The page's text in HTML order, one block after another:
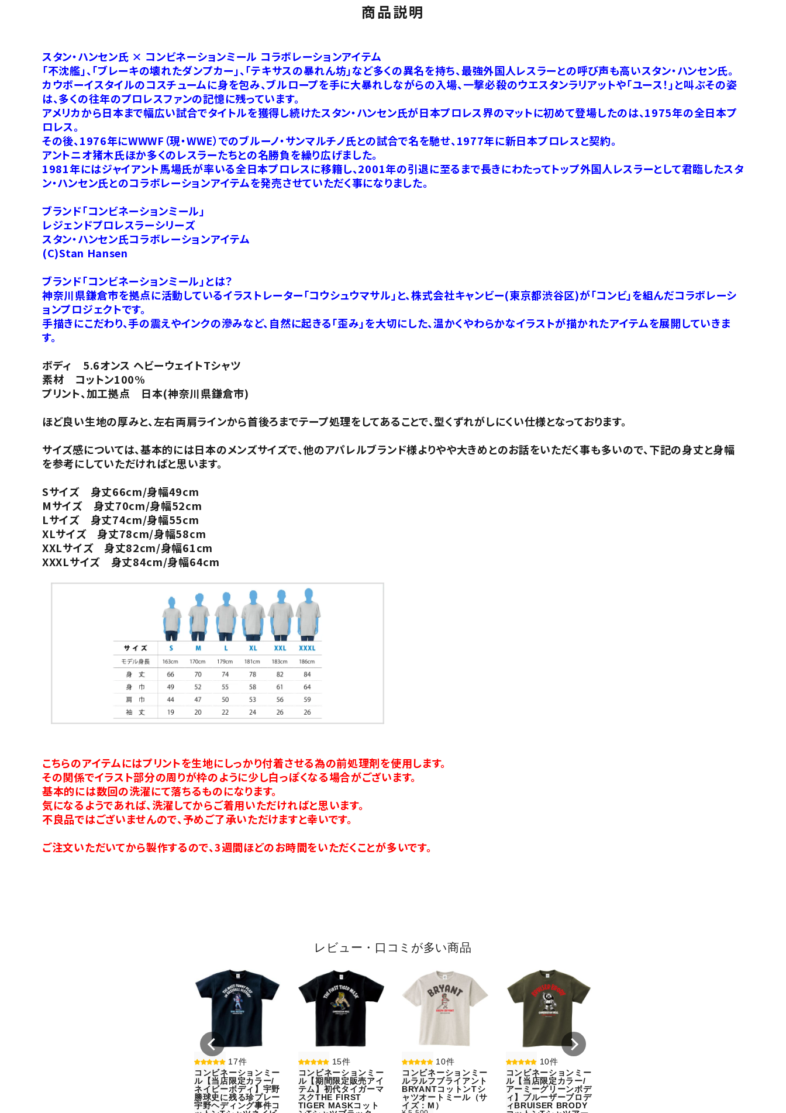
商品説明
スタン・ハンセン氏 × コンビネーションミール コラボレーションアイテム
「不沈艦」、「ブレーキの壊れたダンプカー」、「テキサスの暴れん坊」など多くの異名を持ち、最強外国人レスラーとの呼び声も高いスタン・ハンセン氏。
カウボーイスタイルのコスチュームに身を包み、ブルロープを手に大暴れしながらの入場、一撃必殺のウエスタンラリアットや「ユース！」と叫ぶその姿
は、多くの往年のプロレスファンの記憶に残っています。
アメリカから日本まで幅広い試合でタイトルを獲得し続けたスタン・ハンセン氏が日本プロレス界のマットに初めて登場したのは、1975年の全日本プ
ロレス。
その後、1976年にWWWF（現・WWE）でのブルーノ・サンマルチノ氏との試合で名を馳せ、1977年に新日本プロレスと契約。
アントニオ猪木氏ほか多くのレスラーたちとの名勝負を繰り広げました。
1981年にはジャイアント馬場氏が率いる全日本プロレスに移籍し、2001年の引退に至るまで長きにわたってトップ外国人レスラーとして君臨したスタ
ン・ハンセン氏とのコラボレーションアイテムを発売させていただく事になりました。
ブランド「コンビネーションミール」
レジェンドプロレスラーシリーズ
スタン・ハンセン氏コラボレーションアイテム
(C)Stan Hansen
ブランド「コンビネーションミール」とは？
神奈川県鎌倉市を拠点に活動しているイラストレーター「コウシュウマサル」と、株式会社キャンビー(東京都渋谷区)が「コンビ」を組んだコラボレーシ
ョンプロジェクトです。
手描きにこだわり、手の震えやインクの滲みなど、自然に起きる「歪み」を大切にした、温かくやわらかなイラストが描かれたアイテムを展開していきま
す。
ボディ 5.6オンス ヘビーウェイトTシャツ
素材 コットン100%
プリント、加工拠点 日本(神奈川県鎌倉市)
ほど良い生地の厚みと、左右両肩ラインから首後ろまでテープ処理をしてあることで、型くずれがしにくい仕様となっております。
サイズ感については、基本的には日本のメンズサイズで、他のアパレルブランド様よりやや大きめとのお話をいただく事も多いので、下記の身丈と身幅
を参考にしていただければと思います。
Sサイズ 身丈66cm/身幅49cm
Mサイズ 身丈70cm/身幅52cm
Lサイズ 身丈74cm/身幅55cm
XLサイズ 身丈78cm/身幅58cm
XXLサイズ 身丈82cm/身幅61cm
XXXLサイズ 身丈84cm/身幅64cm
こちらのアイテムにはプリントを生地にしっかり付着させる為の前処理剤を使用します。
その関係でイラスト部分の周りが枠のように少し白っぽくなる場合がございます。
基本的には数回の洗濯にて落ちるものになります。
気になるようであれば、洗濯してからご着用いただければと思います。
不良品ではございませんので、予めご了承いただけますと幸いです。
ご注文いただいてから製作するので、3週間ほどのお時間をいただくことが多いです。
レビュー・口コミが多い商品
17件
コンビネーションミー
ル【当店限定カラー/
ネイビーボディ】宇野
勝球史に残る珍プレー
宇野ヘディング事件コ
15件
コンビネーションミー
ル【期間限定販売アイ
テム】初代タイガーマ
スクTHE FIRST
TIGER MASKコット
10件
コンビネーションミー
ルラルフブライアント
BRYANTコットンTシ
ャツオートミール（サ
イズ：M）
10件
コンビネーションミー
ル【当店限定カラー/
アーミーグリーンボデ
ィ】ブルーザーブロデ
ィBRUISER BRODY